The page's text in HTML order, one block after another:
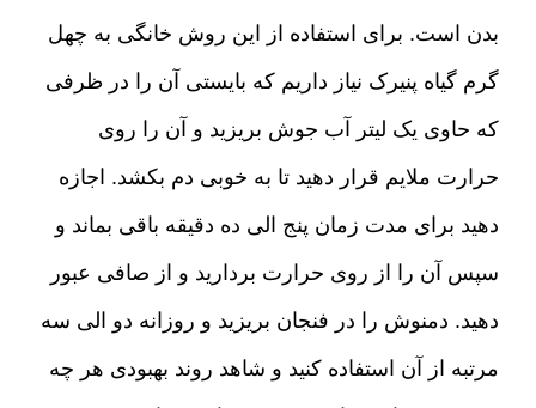
بدن است. برای استفاده از این روش خانگی به چهل
گرم گیاه پنیرک نیاز داریم که بایستی آن را در ظرفی
که حاوی یک لیتر آب جوش بریزید و آن را روی
حرارت ملایم قرار دهید تا به خوبی دم بکشد. اجازه
دهید برای مدت زمان پنج الی ده دقیقه باقی بماند و
سپس آن را از روی حرارت بردارید و از صافی عبور
دهید. دمنوش را در فنجان بریزید و روزانه دو الی سه
مرتبه از آن استفاده کنید و شاهد روند بهبودی هر چه